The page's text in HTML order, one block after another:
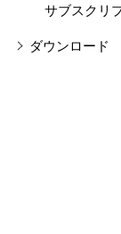
サブスクリ
ダウンロード